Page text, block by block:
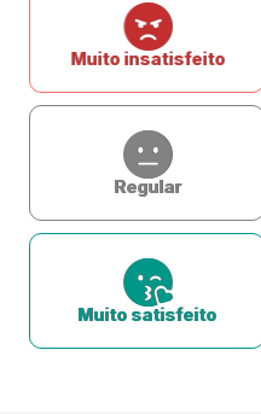
Muito insatisfeito
Regular
Muito satisfeito